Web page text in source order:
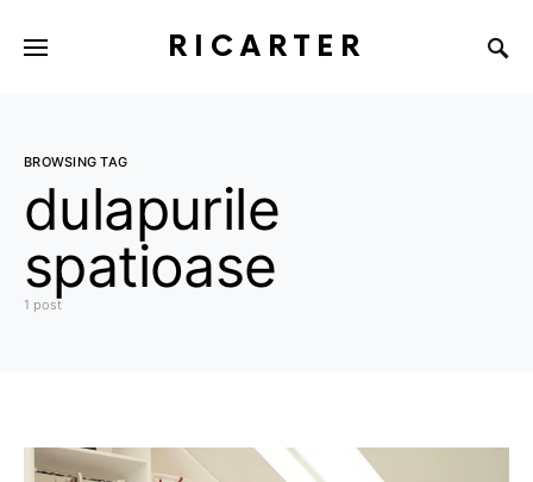
RICARTER
BROWSING TAG
dulapurile
spatioase
1 post